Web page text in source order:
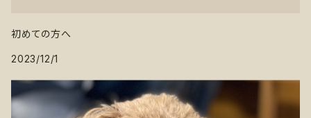
初めての方へ
2023/12/1